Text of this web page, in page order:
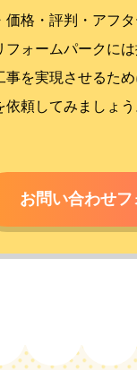
価格・評判・アフ
ォームパークには
事を実現させるた
頼してみましょう
お問い合わせフ